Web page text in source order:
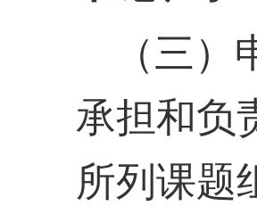
（三
承担和负
所列课题